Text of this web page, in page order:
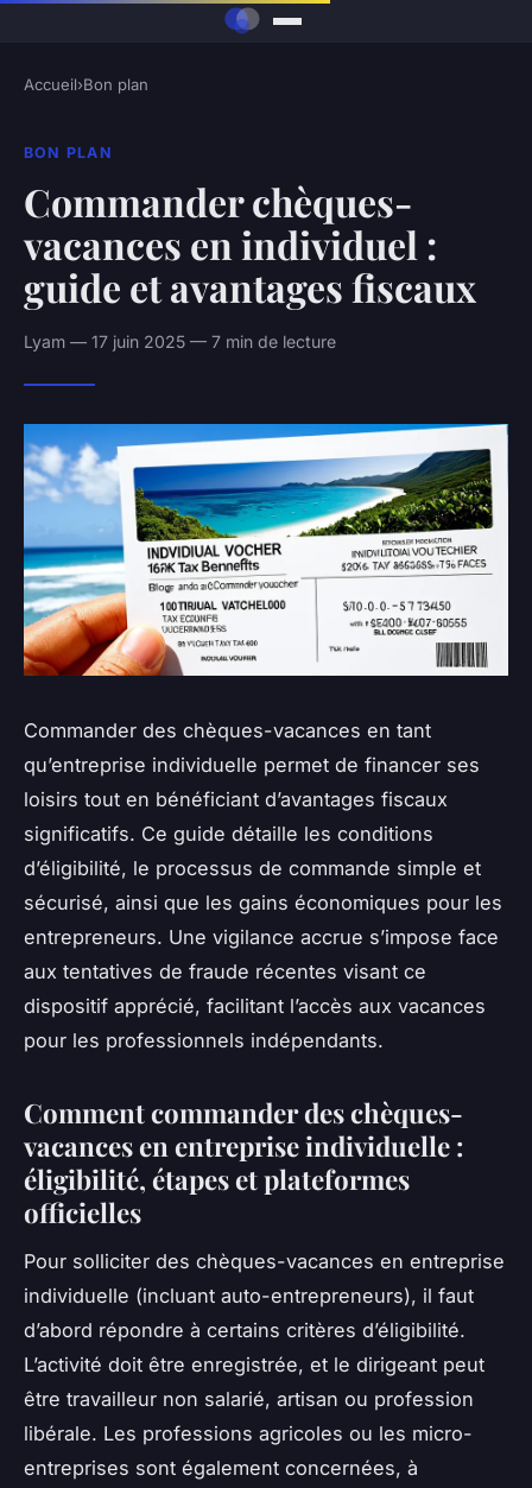
Accueil›Bon plan
BON PLAN
Commander chèques-
vacances en individuel :
guide et avantages fiscaux
Lyam — 17 juin 2025 — 7 min de lecture
Commander des chèques-vacances en tant
qu’entreprise individuelle permet de financer ses
loisirs tout en bénéficiant d’avantages fiscaux
significatifs. Ce guide détaille les conditions
d’éligibilité, le processus de commande simple et
sécurisé, ainsi que les gains économiques pour les
entrepreneurs. Une vigilance accrue s’impose face
aux tentatives de fraude récentes visant ce
dispositif apprécié, facilitant l’accès aux vacances
pour les professionnels indépendants.
Comment commander des chèques-
vacances en entreprise individuelle :
éligibilité, étapes et plateformes
officielles
Pour solliciter des chèques-vacances en entreprise
individuelle (incluant auto-entrepreneurs), il faut
d’abord répondre à certains critères d’éligibilité.
L’activité doit être enregistrée, et le dirigeant peut
être travailleur non salarié, artisan ou profession
libérale. Les professions agricoles ou les micro-
entreprises sont également concernées, à